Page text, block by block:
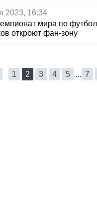
2023, 16:34
мира по
откроют фан-зону
1 2 3 4 5 ... 7